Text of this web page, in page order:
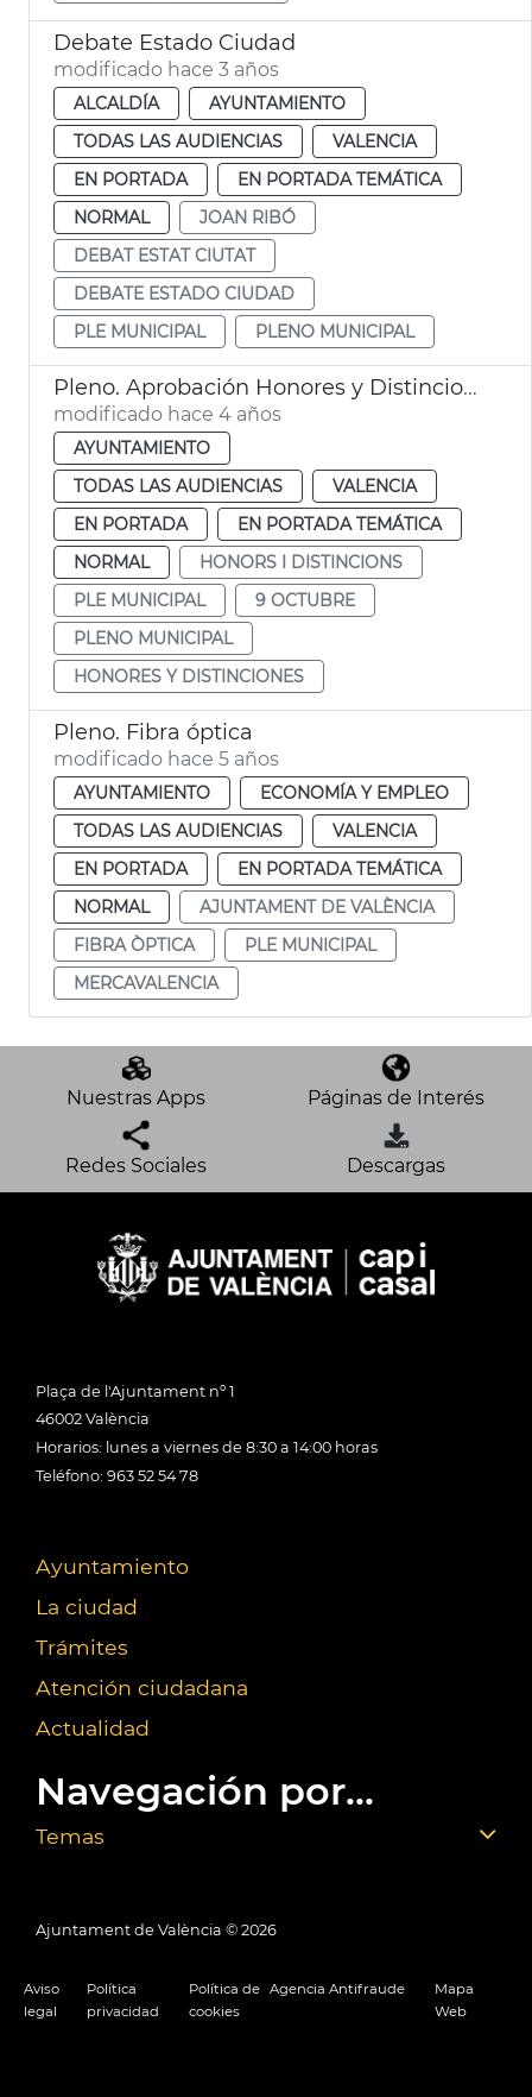
Debate Estado Ciudad
modificado hace 3 años
ALCALDÍA
AYUNTAMIENTO
TODAS LAS AUDIENCIAS
VALENCIA
EN PORTADA
EN PORTADA TEMÁTICA
NORMAL
JOAN RIBÓ
DEBAT ESTAT CIUTAT
DEBATE ESTADO CIUDAD
PLE MUNICIPAL
PLENO MUNICIPAL
Pleno. Aprobación Honores y Distinciones 2021
modificado hace 4 años
AYUNTAMIENTO
TODAS LAS AUDIENCIAS
VALENCIA
EN PORTADA
EN PORTADA TEMÁTICA
NORMAL
HONORS I DISTINCIONS
PLE MUNICIPAL
9 OCTUBRE
PLENO MUNICIPAL
HONORES Y DISTINCIONES
Pleno. Fibra óptica
modificado hace 5 años
AYUNTAMIENTO
ECONOMÍA Y EMPLEO
TODAS LAS AUDIENCIAS
VALENCIA
EN PORTADA
EN PORTADA TEMÁTICA
NORMAL
AJUNTAMENT DE VALÈNCIA
FIBRA ÒPTICA
PLE MUNICIPAL
MERCAVALENCIA
Nuestras Apps Páginas de Interés
Redes Sociales Descargas
Plaça de l'Ajuntament nº 1
46002 València
Horarios: lunes a viernes de 8:30 a 14:00 horas
Teléfono: 963 52 54 78
Ayuntamiento
La ciudad
Trámites
Atención ciudadana
Actualidad
Navegación por...
Temas
Ajuntament de València © 2026
Aviso
legal
Política
privacidad
Política de
cookies
Agencia Antifraude
Mapa
Web